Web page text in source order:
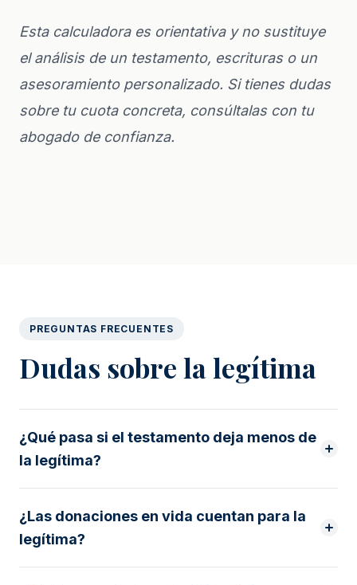
Esta calculadora es orientativa y no sustituye
el análisis de un testamento, escrituras o un
asesoramiento personalizado. Si tienes dudas
sobre tu cuota concreta, consúltalas con tu
abogado de confianza.
PREGUNTAS FRECUENTES
Dudas sobre la legítima
¿Qué pasa si el testamento deja menos de
la legítima?
¿Las donaciones en vida cuentan para la
legítima?